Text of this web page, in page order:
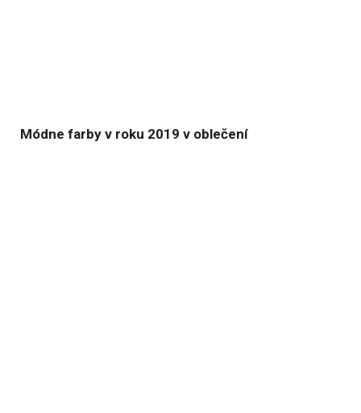
Módne farby v roku 2019 v oblečení